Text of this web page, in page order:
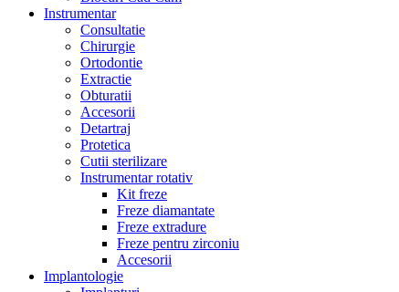
Instrumentar
Consultatie
Chirurgie
Ortodontie
Extractie
Obturatii
Accesorii
Detartraj
Protetica
Cutii sterilizare
Instrumentar rotativ
Kit freze
Freze diamantate
Freze extradure
Freze pentru zirconiu
Accesorii
Implantologie